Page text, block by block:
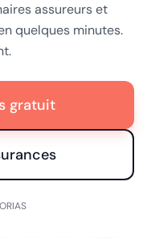
assureurs et
quelques minutes.
gratuit